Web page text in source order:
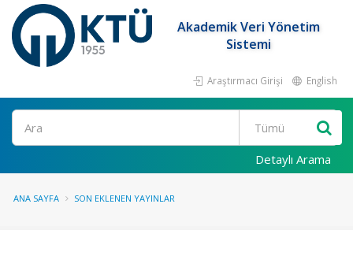
Akademik Veri Yönetim
Sistemi
Araştırmacı Girişi English
Ara
Detaylı Arama
ANA SAYFA SON EKLENEN YAYINLAR